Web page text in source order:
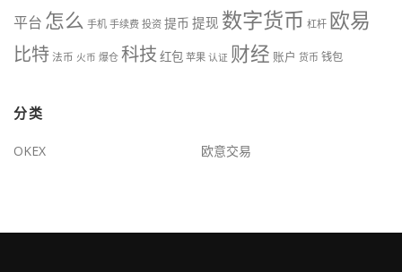
平台 怎么 手机 手续费 投资 提币 提现 数字货币 杠杆 欧易
比特法币 火币 爆仓 科技 红包 苹果 认证 财经 账户 货币 钱包
分类
OKEX 欧意交易